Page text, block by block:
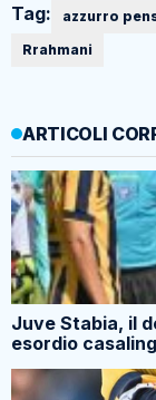
Tag: azzurro
Rrahmani
ARTICOLI
Juve Stabia, il
esordio